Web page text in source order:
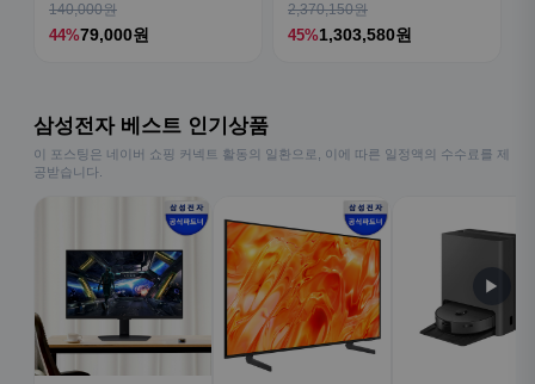
140,000원
44%79,000원
2,370,150원
45%1,303,580원
삼성전자 베스트 인기상품
이 포스팅은 네이버 쇼핑 커넥트 활동의 일환으로, 이에 따른 일정액의 수수료를 제
공받습니다.
▶